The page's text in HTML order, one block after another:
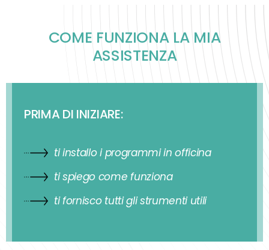
COME FUNZIONA LA MIA
ASSISTENZA
PRIMA DI INIZIARE:
ti installo i programmi in officina
ti spiego come funziona
ti fornisco tutti gli strumenti utili